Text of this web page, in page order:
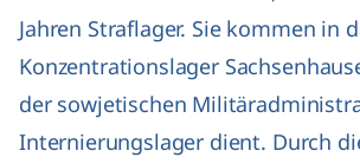
Jahren Straflager. Sie kommen in
Konzentrationslager
der sowjetischen
Internierungslager dient. Durch